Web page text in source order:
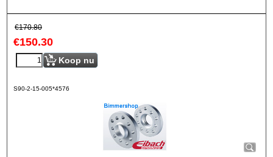
€170.80
€150.30
Koop nu
S90-2-15-005*4576